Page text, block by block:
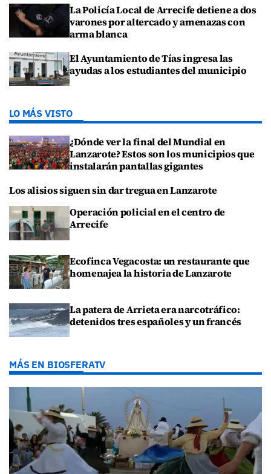
La Policía Local de Arrecife detiene a dos
varones por altercado y amenazas con
arma blanca
El Ayuntamiento de Tías ingresa las
ayudas a los estudiantes del municipio
LO MÁS VISTO
¿Dónde ver la final del Mundial en
Lanzarote? Estos son los municipios que
instalarán pantallas gigantes
Los alisios siguen sin dar tregua en Lanzarote
Operación policial en el centro de
Arrecife
Ecofinca Vegacosta: un restaurante que
homenajea la historia de Lanzarote
La patera de Arrieta era narcotráfico:
detenidos tres españoles y un francés
MÁS EN BIOSFERATV